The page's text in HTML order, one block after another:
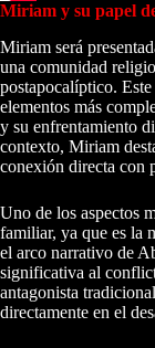
Miriam y su papel
Miriam será
una comunidad
postapocalíptico.
elementos más
y su enfrentamiento
contexto, Miriam
conexión directa con
Uno de los aspectos
familiar, ya que es la
el arco narrativo de
significativa al
antagonista
directamente en el